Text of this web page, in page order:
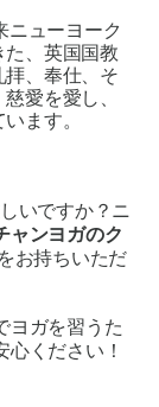
ニューヨーク
、英国国教
、奉仕、そ
愛を愛し、
ます。
いですか？ニ
ャンヨガのク
お持ちいただ
ヨガを習うた
ください！